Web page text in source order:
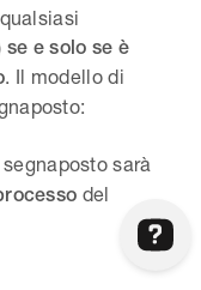
se e solo se è
. Il modello di
sarà
del